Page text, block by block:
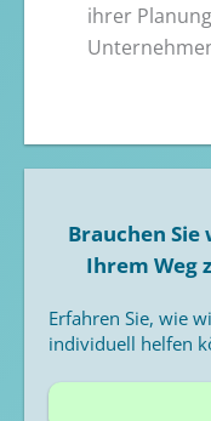
ihrer
Brauchen
Ihrem Weg
Erfahren Sie, wie
individuell helfen